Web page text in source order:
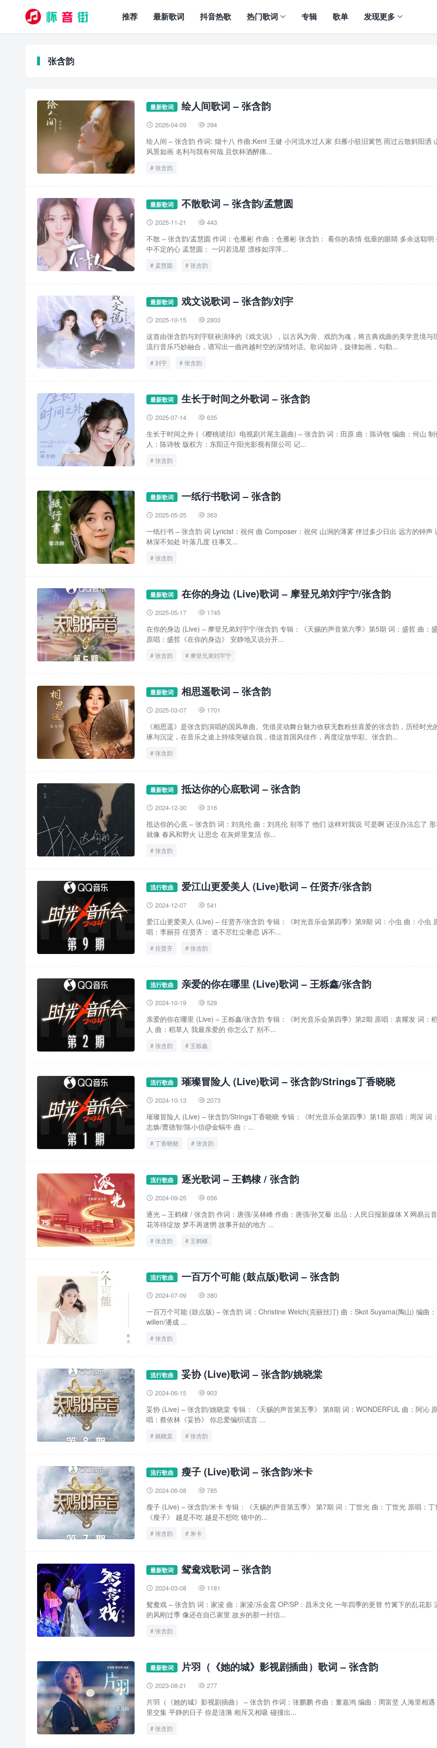
推荐 最新歌词 抖音热歌 热门歌词 专辑 歌单 发现更多
张含韵
最新歌词 绘人间歌词 – 张含韵
 2026-04-09  394
绘人间 – 张含韵 作词: 烟十八 作曲:Kent 王健 小河流水过人家 归雁小驻旧篱笆 雨过云散斜阳洒
风景如画 名利与我有何哉 且饮杯酒醉痛...
张含韵
最新歌词 不散歌词 – 张含韵/孟慧圆
 2025-11-21  443
不散 – 张含韵/孟慧圆 作词：仓雁彬 作曲：仓雁彬 张含韵： 看你的表情 低垂的眼睛 多余这聪明
中不定的心 孟慧圆： 一闪若流星 漂移如浮萍...
孟慧圆 张含韵
最新歌词 戏文说歌词 – 张含韵/刘宇
 2025-10-15  2803
这首由张含韵与刘宇联袂演绎的《戏文说》，以古风为骨、戏韵为魂，将古典戏曲的美学意境与
流行音乐巧妙融合，谱写出一曲跨越时空的深情对话。歌词如诗，旋律如画，勾勒...
刘宇 张含韵
最新歌词 生长于时间之外歌词 – 张含韵
 2025-07-14  635
生长于时间之外 (《樱桃琥珀》电视剧片尾主题曲) – 张含韵 词：田原 曲：陈诗牧 编曲：何山 制
人：陈诗牧 版权方：东阳正午阳光影视有限公司 记...
张含韵
最新歌词 一纸行书歌词 – 张含韵
 2025-05-25  363
一纸行书 – 张含韵 词 Lyricist：祝何 曲 Composer：祝何 山涧的薄雾 伴过多少日出 远方的钟声
林深不知处 叶落几度 往事又...
张含韵
最新歌词 在你的身边 (Live)歌词 – 摩登兄弟刘宇宁/张含韵
 2025-05-17  1745
在你的身边 (Live) – 摩登兄弟刘宇宁/张含韵 专辑：《天赐的声音第六季》第5期 词：盛哲 曲：
原唱：盛哲《在你的身边》 安静地又说分开...
张含韵 摩登兄弟刘宇宁
最新歌词 相思遥歌词 – 张含韵
 2025-03-07  1701
《相思遥》是张含韵演唱的国风单曲。凭借灵动舞台魅力收获无数粉丝喜爱的张含韵，历经时光
琢与沉淀，在音乐之途上持续突破自我，借这首国风佳作，再度绽放华彩。张含韵...
张含韵
最新歌词 抵达你的心底歌词 – 张含韵
 2024-12-30  316
抵达你的心底 – 张含韵 词：刘兆伦 曲：刘兆伦 别等了 他们 这样对我说 可是啊 还没办法忘了
就像 春风和野火 让思念 在灰烬里复活 你...
张含韵
流行歌曲 爱江山更爱美人 (Live)歌词 – 任贤齐/张含韵
 2024-12-07  541
爱江山更爱美人 (Live) – 任贤齐/张含韵 专辑：《时光音乐会第四季》第9期 词：小虫 曲：小虫
唱：李丽芬 任贤齐： 道不尽红尘奢恋 诉不...
任贤齐 张含韵
流行歌曲 亲爱的你在哪里 (Live)歌词 – 王栎鑫/张含韵
 2024-10-19  528
亲爱的你在哪里 (Live) – 王栎鑫/张含韵 专辑：《时光音乐会第四季》第2期 原唱：袁耀发 词：
人 曲：稻草人 我最亲爱的 你怎么了 别不...
张含韵 王栎鑫
流行歌曲 璀璨冒险人 (Live)歌词 – 张含韵/Strings丁香晓晓
 2024-10-13  2073
璀璨冒险人 (Live) – 张含韵/Strings丁香晓晓 专辑：《时光音乐会第四季》第1期 原唱：周深 词
志焕/曹德智/陈小信@金蜗牛 曲：...
丁香晓晓 张含韵
流行歌曲 逐光歌词 – 王鹤棣 / 张含韵
 2024-09-25  656
逐光 – 王鹤棣 / 张含韵 作词：唐强/吴林峰 作曲：唐强/孙艾藜 出品：人民日报新媒体 X 网易云
花等待绽放 梦不再迷惘 故事开始的地方 ...
张含韵 王鹤棣
流行歌曲 一百万个可能 (鼓点版)歌词 – 张含韵
 2024-07-09  380
一百万个可能 (鼓点版) – 张含韵 词：Christine Welch(克丽丝汀) 曲：Skot Suyama(陶山) 编曲：
willen/潘成 ...
张含韵
流行歌曲 妥协 (Live)歌词 – 张含韵/姚晓棠
 2024-06-15  903
妥协 (Live) – 张含韵/姚晓棠 专辑：《天赐的声音第五季》 第8期 词：WONDERFUL 曲：阿沁
唱：蔡依林《妥协》 你总爱编织谎言 ...
姚晓棠 张含韵
流行歌曲 瘦子 (Live)歌词 – 张含韵/米卡
 2024-06-08  785
瘦子 (Live) – 张含韵/米卡 专辑：《天赐的声音第五季》 第7期 词：丁世光 曲：丁世光 原唱：丁
《瘦子》 越是不吃 越是不想吃 镜中的...
张含韵 米卡
最新歌词 鸳鸯戏歌词 – 张含韵
 2024-03-08  1181
鸳鸯戏 – 张含韵 词：家浚 曲：家浚/乐金震 OP/SP：昌禾文化 一年四季的更替 竹篱下的乱花影
的风刚过季 像还在自己家里 故乡的那一封信...
张含韵
最新歌词 片羽（《她的城》影视剧插曲）歌词 – 张含韵
 2023-08-21  277
片羽（《她的城》影视剧插曲） – 张含韵 作词：张鹏鹏 作曲：董嘉鸿 编曲：周富坚 人海里相遇
里交集 平静的日子 你是涟漪 相斥又相吸 碰撞出...
张含韵